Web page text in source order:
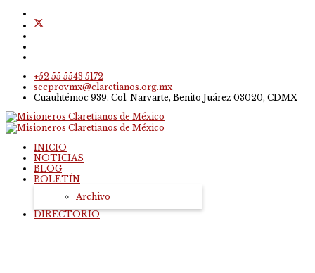
+52 55 5543 5172
secprovmx@claretianos.org.mx
Cuauhtémoc 939. Col. Narvarte, Benito Juárez 03020, CDMX
INICIO
NOTICIAS
BLOG
BOLETÍN
Archivo
DIRECTORIO